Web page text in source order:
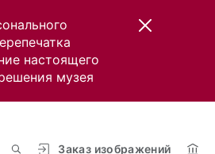
настоящего
музея
Заказ изображений